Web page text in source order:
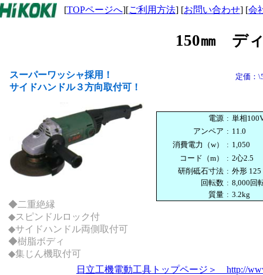
スーパーワッシャ採用！
サイドハンドル３方向取付可！
◆二重絶縁
◆スピンドルロック付
◆サイドハンドル両側取付可
◆樹脂ボディ
◆集じん機取付可
日立工機電動工具トップページ＞ http://
150㎜ デ
定価：
電源 : 単相
アンペア : 11.0
消費電力（w）
: 1,050
コード（m）
: 2心2.5
研削砥石寸法 : 外形
回転数 : 8,000回
質量 : 3.2kg
[TOPページへ][ご利用方法] [お問い合わせ] [会